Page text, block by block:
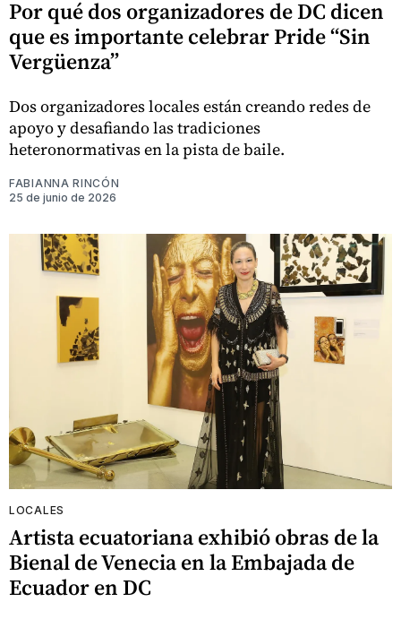
Por qué dos organizadores de DC dicen
que es importante celebrar Pride “Sin
Vergüenza”
Dos organizadores locales están creando redes de
apoyo y desafiando las tradiciones
heteronormativas en la pista de baile.
FABIANNA RINCÓN
25 de junio de 2026
LOCALES
Artista ecuatoriana exhibió obras de la
Bienal de Venecia en la Embajada de
Ecuador en DC